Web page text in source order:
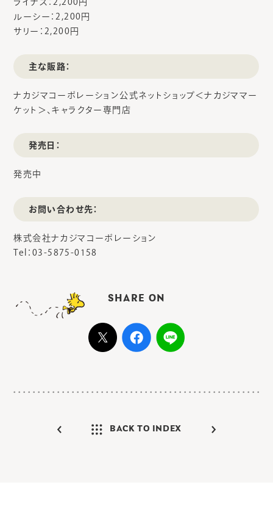
ライナス：2,200円
ルーシー：2,200円
サリー：2,200円
主な販路：
ナカジマコーポレーション公式ネットショップ＜ナカジママー
ケット＞、キャラクター専門店
発売日：
発売中
お問い合わせ先：
株式会社ナカジマコーポレーション
Tel：03-5875-0158
SHARE ON
BACK TO INDEX